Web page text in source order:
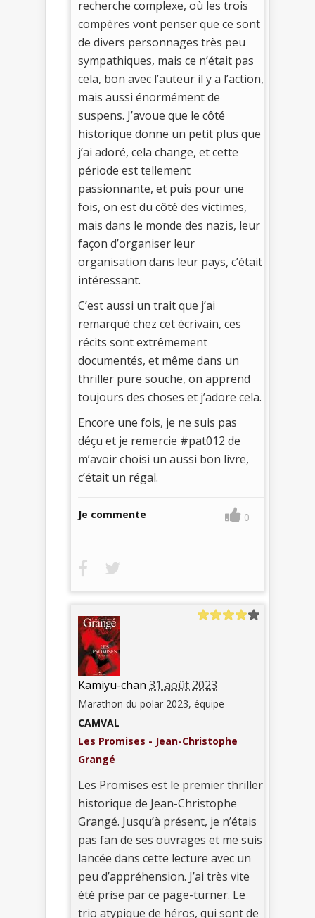
recherche complexe, où les trois
compères vont penser que ce sont
de divers personnages très peu
sympathiques, mais ce n’était pas
cela, bon avec l’auteur il y a l’action,
mais aussi énormément de
suspens. J’avoue que le côté
historique donne un petit plus que
j’ai adoré, cela change, et cette
période est tellement
passionnante, et puis pour une
fois, on est du côté des victimes,
mais dans le monde des nazis, leur
façon d’organiser leur
organisation dans leur pays, c’était
intéressant.
C’est aussi un trait que j’ai
remarqué chez cet écrivain, ces
récits sont extrêmement
documentés, et même dans un
thriller pure souche, on apprend
toujours des choses et j’adore cela.
Encore une fois, je ne suis pas
déçu et je remercie #pat012 de
m’avoir choisi un aussi bon livre,
c’était un régal.
Je commente 0
Kamiyu-chan 31 août 2023
Marathon du polar 2023, équipe
CAMVAL
Les Promises - Jean-Christophe
Grangé
Les Promises est le premier thriller
historique de Jean-Christophe
Grangé. Jusqu’à présent, je n’étais
pas fan de ses ouvrages et me suis
lancée dans cette lecture avec un
peu d’appréhension. J’ai très vite
été prise par ce page-turner. Le
trio atypique de héros, qui sont de